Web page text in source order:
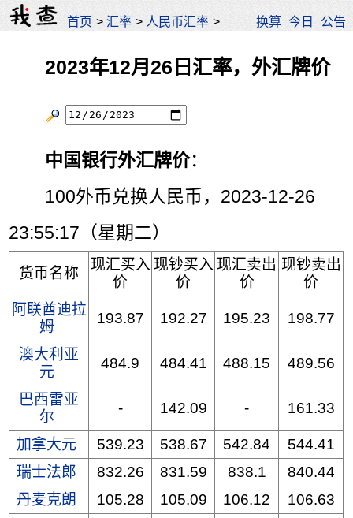
首页 >汇率 > 人民币汇率 > 换算 今日 公告
2023年12月26日汇率，外汇牌价
中国银行外汇牌价：
100外币兑换人民币，2023-12-26
23:55:17（星期二）
货币名称
现汇买入
价
现钞买入
价
现汇卖出
价
现钞卖出
价
阿联酋迪拉
姆
193.87 192.27 195.23 198.77
澳大利亚
元
484.9 484.41 488.15 489.56
巴西雷亚
尔
- 142.09 - 161.33
加拿大元 539.23 538.67 542.84
544.41
瑞士法郎
832.26 831.59 838.1
840.44
丹麦克朗
105.28 105.09 106.12
106.63